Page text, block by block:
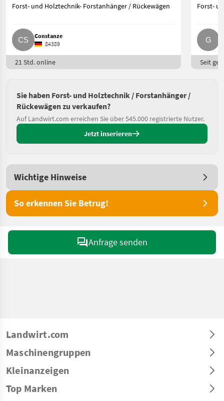
Forst- und Holztechnik- Forstanhänger / Rückewägen
Constanze
84389
21 Std. online
Forst-
Seit
Sie haben Forst- und Holztechnik / Forstanhänger /
Rückewägen zu verkaufen?
Auf Landwirt.com erreichen Sie über 545.000 registrierte Nutzer.
Jetzt inserieren
Wichtige Hinweise
So erkennen Sie Betrug!
Anfrage senden
Landwirt.com
Maschinengruppen
Kleinanzeigen
Top Marken